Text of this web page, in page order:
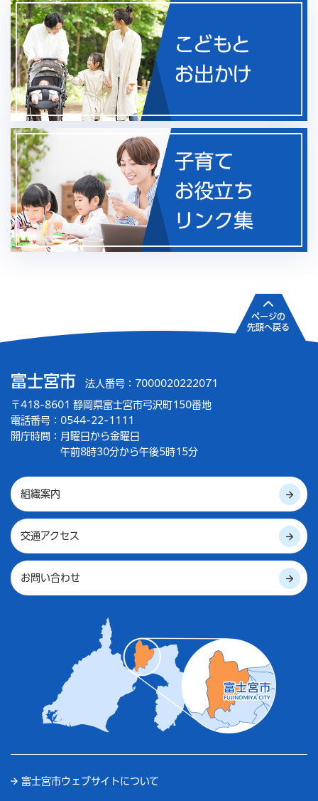
富士宮市 法人番号：7000020222071
〒418-8601 静岡県富士宮市弓沢町150番地
電話番号：0544-22-1111
開庁時間： 月曜日から金曜日
午前8時30分から午後5時15分
組織案内
交通アクセス
お問い合わせ
富士宮市ウェブサイトについて
ページの
先頭へ戻る